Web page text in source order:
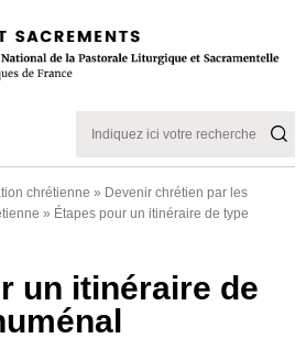
chrétienne » Devenir chrétien par les
» Étapes pour un itinéraire de type
un itinéraire de